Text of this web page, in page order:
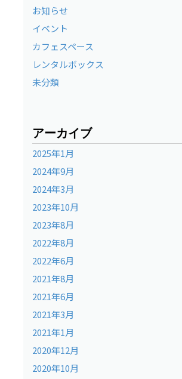
お知らせ
イベント
カフェスペース
レンタルボックス
未分類
アーカイブ
2025年1月
2024年9月
2024年3月
2023年10月
2023年8月
2022年8月
2022年6月
2021年8月
2021年6月
2021年3月
2021年1月
2020年12月
2020年10月